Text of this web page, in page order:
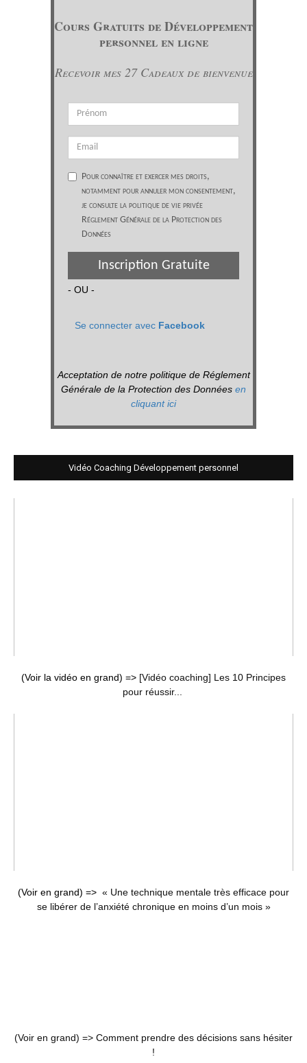
Cours Gratuits de Développement
personnel en ligne
Recevoir mes 27 Cadeaux de bienvenue
Pour connaître et exercer mes droits,
notamment pour annuler mon consentement,
je consulte la politique de vie privée
Réglement Générale de la Protection des
Données
Inscription Gratuite
- OU -
Se connecter avec Facebook
Acceptation de notre politique de Réglement
Générale de la Protection des Données en
cliquant ici
Vidéo Coaching Développement personnel
(Voir la vidéo en grand) => [Vidéo coaching] Les 10 Principes
pour réussir...
(Voir en grand) => « Une technique mentale très efficace pour
se libérer de l’anxiété chronique en moins d’un mois »
(Voir en grand) => Comment prendre des décisions sans hésiter
!